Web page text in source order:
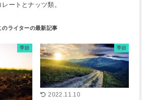
ートとナッツ類。
季節 季節
2022.11.10